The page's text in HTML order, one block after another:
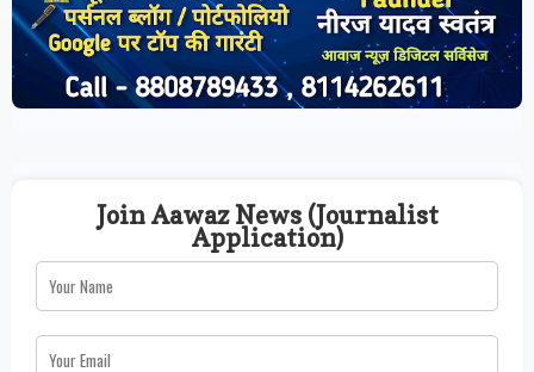
Join Aawaz News (Journalist
Application)